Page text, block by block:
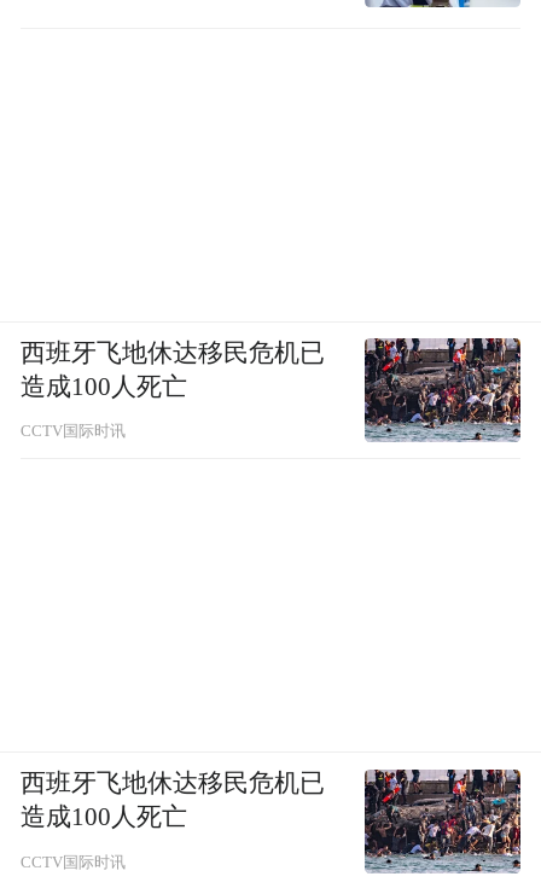
西班牙飞地休达移民危机已
造成100人死亡
CCTV国际时讯
西班牙飞地休达移民危机已
造成100人死亡
CCTV国际时讯